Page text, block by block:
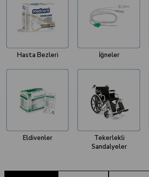
Hasta Bezleri İğneler
Eldivenler
Tekerlekli
Sandalyeler